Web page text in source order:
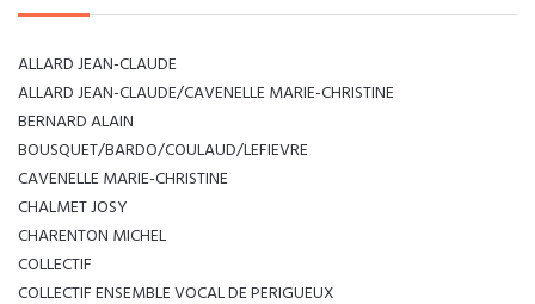
ALLARD JEAN-CLAUDE
ALLARD JEAN-CLAUDE/CAVENELLE MARIE-CHRISTINE
BERNARD ALAIN
BOUSQUET/BARDO/COULAUD/LEFIEVRE
CAVENELLE MARIE-CHRISTINE
CHALMET JOSY
CHARENTON MICHEL
COLLECTIF
COLLECTIF ENSEMBLE VOCAL DE PERIGUEUX